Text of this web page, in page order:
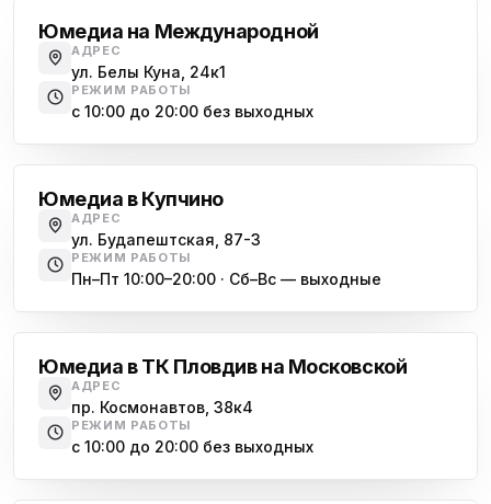
Юмедиа на Международной
АДРЕС
ул. Белы Куна, 24к1
РЕЖИМ РАБОТЫ
с 10:00 до 20:00 без выходных
Юмедиа в Купчино
АДРЕС
ул. Будапештская, 87-3
РЕЖИМ РАБОТЫ
Пн–Пт 10:00–20:00 · Сб–Вс — выходные
Юмедиа в ТК Пловдив на Московской
АДРЕС
пр. Космонавтов, 38к4
РЕЖИМ РАБОТЫ
с 10:00 до 20:00 без выходных